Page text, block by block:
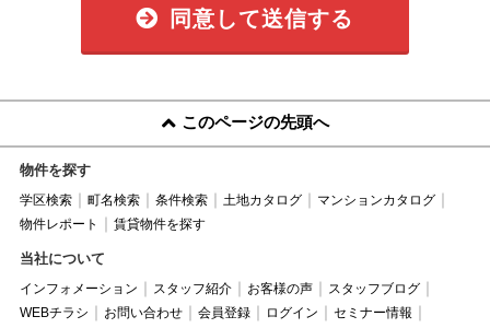
同意して送信する
このページの先頭へ
物件を探す
学区検索 町名検索 条件検索 土地カタログ
マンションカタログ
物件レポート
賃貸物件を探す
当社について
インフォメーション スタッフ紹介 お客様の声
スタッフブログ
WEBチラシ
お問い合わせ 会員登録 ログイン
セミナー情報